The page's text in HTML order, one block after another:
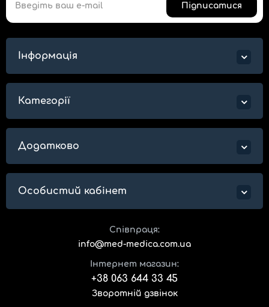
Підписатися
Інформація
Категорії
Додатково
Особистий кабінет
Співпраця:
info@med-medica.com.ua
Інтернет магазин:
+38 063 644 33 45
Зворотній дзвінок